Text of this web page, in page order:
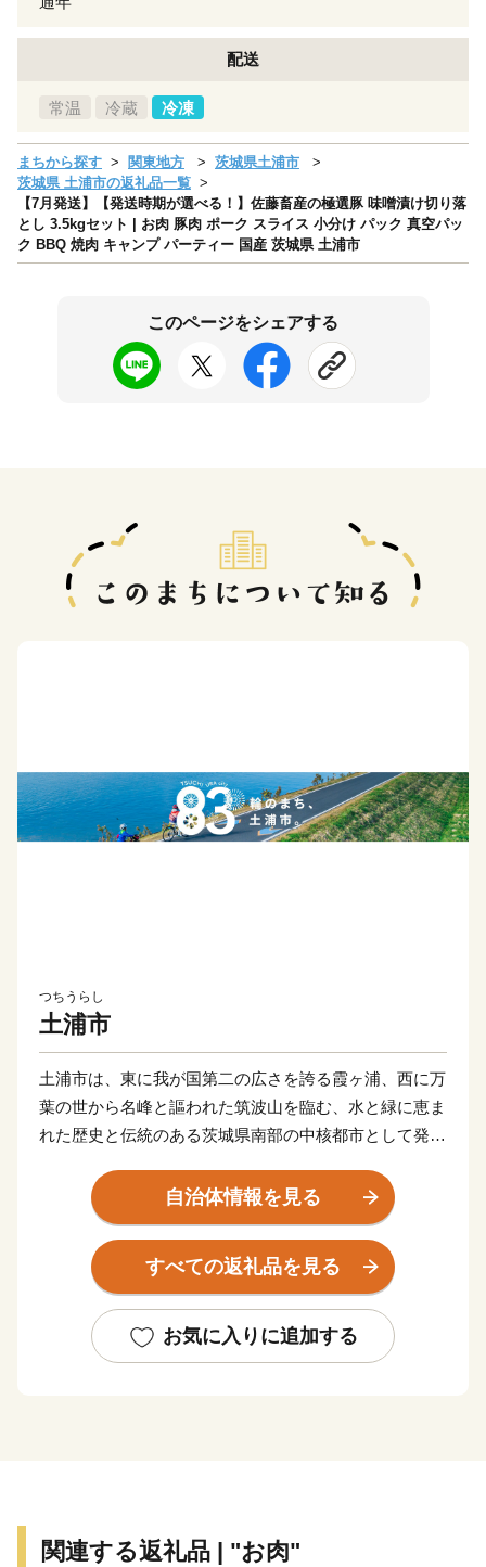
配送
常温 冷蔵 冷凍
まちから探す 関東地方
茨城県土浦市
茨城県 土浦市の返礼品一覧
【7月発送】【発送時期が選べる！】佐藤畜産の極選豚 味噌漬け切り落
とし 3.5kgセット | お肉 豚肉 ポーク スライス 小分け パック 真空パッ
ク BBQ 焼肉 キャンプ パーティー 国産 茨城県 土浦市
このページをシェアする
つちうらし
土浦市
土浦市は、東に我が国第二の広さを誇る霞ヶ浦、西に万
葉の世から名峰と謳われた筑波山を臨む、水と緑に恵ま
れた歴史と伝統のある茨城県南部の中核都市として発展
現在は、日本三大花火の一つでもあり、花火師が日本一
をかけて腕を競う「土浦全国花火競技大会」や国内屈指
の市民マラソンとなりました「かすみがうらマラソン兼
「カレーフェスティバル」など特色あるイベントが多数
開催され、多くの人で賑わいます。
自治体情報を見る
すべての返礼品を見る
お気に入りに追加する
関連する返礼品 | "お肉"